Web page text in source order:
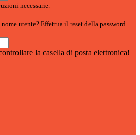
necessarie.
utente? Effettua il reset della password
la casella di posta elettronica!